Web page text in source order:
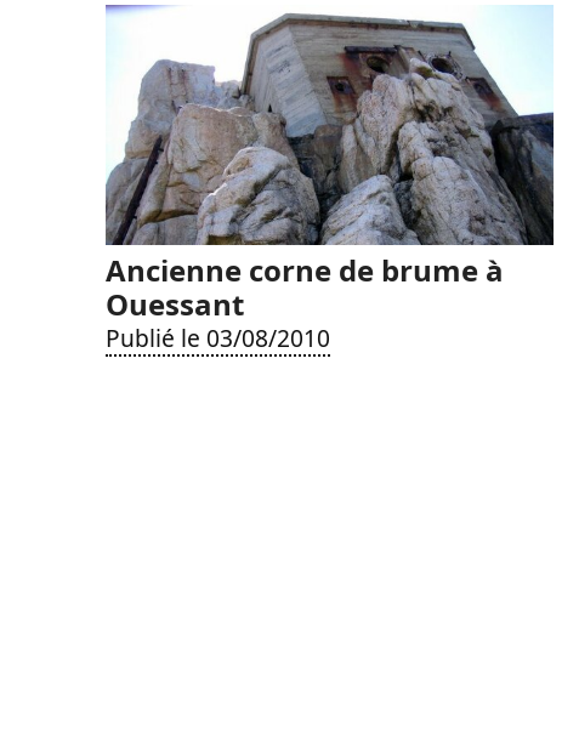
Ancienne corne de brume à
Ouessant
Publié le 03/08/2010